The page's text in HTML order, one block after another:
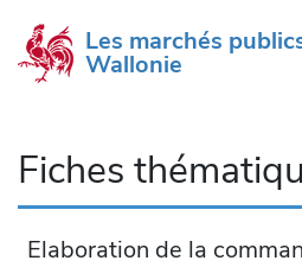
Les marchés
Wallonie
Fiches
Elaboration de la